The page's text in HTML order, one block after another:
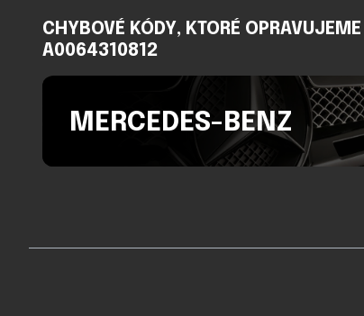
CHYBOVÉ KÓDY, KTORÉ
A0064310812
MERCEDES-BENZ